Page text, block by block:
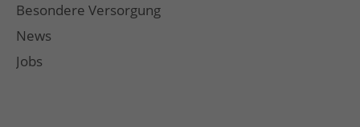
Besondere Versorgung
News
Jobs